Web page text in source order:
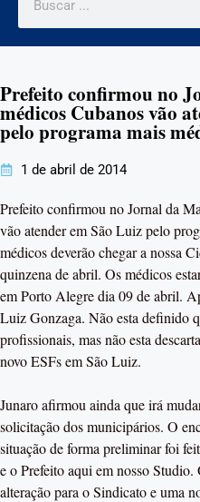
Prefeito confirmou no
médicos Cubanos vão
pelo programa mais
1 de abril de 2014
Prefeito confirmou no Jornal da
vão atender em São Luiz pelo
médicos deverão chegar a nossa
quinzena de abril. Os médicos
em Porto Alegre dia 09 de abril.
Luiz Gonzaga. Não esta definido
profissionais, mas não esta
novo ESFs em São Luiz.
Junaro afirmou ainda que irá
solicitação dos municipários. O
situação de forma preliminar foi
e o Prefeito aqui em nosso
alteração para o Sindicato e uma